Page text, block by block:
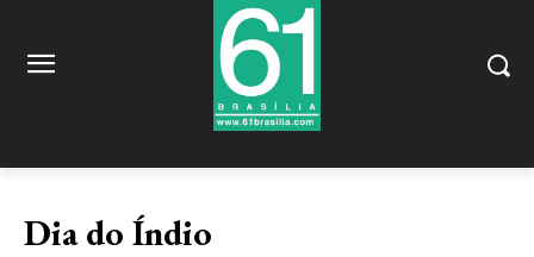
Dia do Índio